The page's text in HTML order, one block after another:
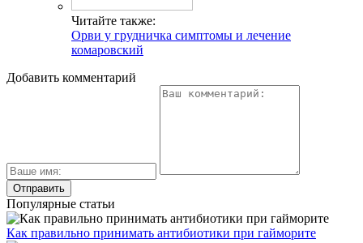
Читайте также:
Орви у грудничка симптомы и лечение
комаровский
Добавить комментарий
Популярные статьи
Как правильно принимать антибиотики при гайморите